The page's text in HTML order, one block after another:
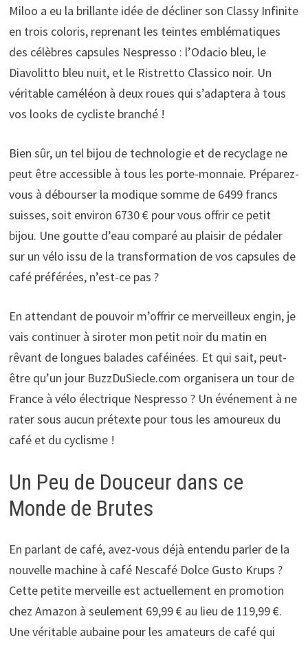
Miloo a eu la brillante idée de décliner son Classy Infinite
en trois coloris, reprenant les teintes emblématiques
des célèbres capsules Nespresso : l’Odacio bleu, le
Diavolitto bleu nuit, et le Ristretto Classico noir. Un
véritable caméléon à deux roues qui s’adaptera à tous
vos looks de cycliste branché !
Bien sûr, un tel bijou de technologie et de recyclage ne
peut être accessible à tous les porte-monnaie. Préparez-
vous à débourser la modique somme de 6499 francs
suisses, soit environ 6730 € pour vous offrir ce petit
bijou. Une goutte d’eau comparé au plaisir de pédaler
sur un vélo issu de la transformation de vos capsules de
café préférées, n’est-ce pas ?
En attendant de pouvoir m’offrir ce merveilleux engin, je
vais continuer à siroter mon petit noir du matin en
rêvant de longues balades caféinées. Et qui sait, peut-
être qu’un jour BuzzDuSiecle.com organisera un tour de
France à vélo électrique Nespresso ? Un événement à ne
rater sous aucun prétexte pour tous les amoureux du
café et du cyclisme !
Un Peu de Douceur dans ce
Monde de Brutes
En parlant de café, avez-vous déjà entendu parler de la
nouvelle machine à café Nescafé Dolce Gusto Krups ?
Cette petite merveille est actuellement en promotion
chez Amazon à seulement 69,99 € au lieu de 119,99 €.
Une véritable aubaine pour les amateurs de café qui